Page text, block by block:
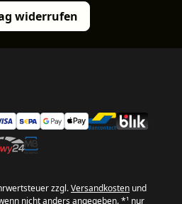
widerrufen
zzgl.Versandkosten und
nicht anders angegeben. *¹ nur